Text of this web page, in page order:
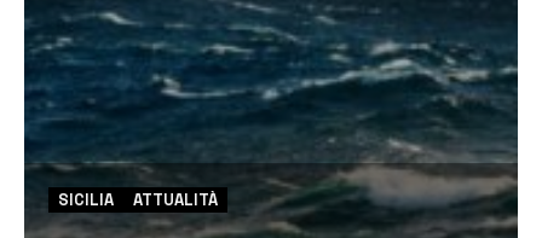
SICILIA ATTUALITÀ